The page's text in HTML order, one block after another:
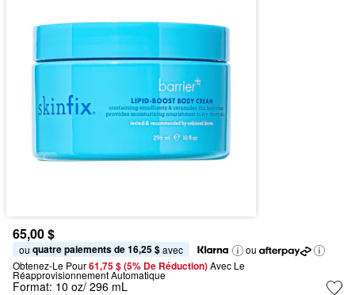
65,00 $
ou quatre paiements de 16,25 $ avec
ou
Obtenez-Le Pour61,75 $ (5% De Réduction) Avec Le
Réapprovisionnement Automatique
Format: 10 oz/ 296 mL